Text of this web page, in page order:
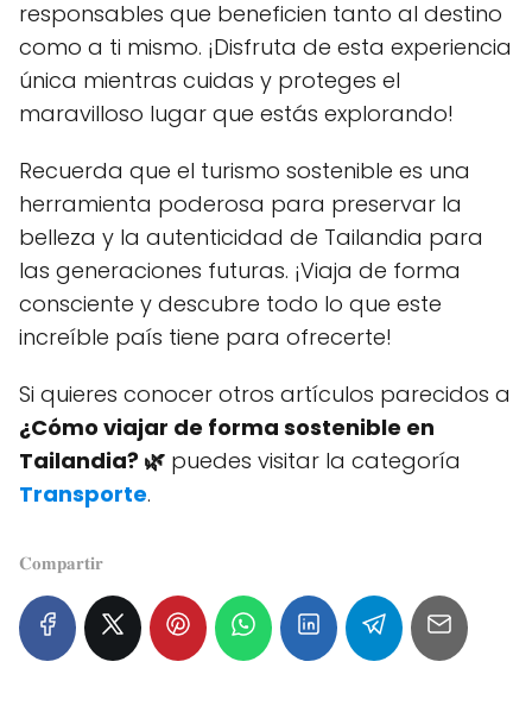
responsables que beneficien tanto al destino
como a ti mismo. ¡Disfruta de esta experiencia
única mientras cuidas y proteges el
maravilloso lugar que estás explorando!
Recuerda que el turismo sostenible es una
herramienta poderosa para preservar la
belleza y la autenticidad de Tailandia para
las generaciones futuras. ¡Viaja de forma
consciente y descubre todo lo que este
increíble país tiene para ofrecerte!
Si quieres conocer otros artículos parecidos a
¿Cómo viajar de forma sostenible en
Tailandia? 🌿 puedes visitar la categoría
Transporte.
𝐂𝐨𝐦𝐩𝐚𝐫𝐭𝐢𝐫